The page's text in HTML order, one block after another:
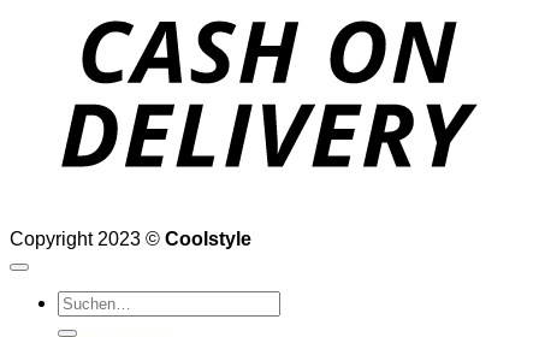
Copyright 2023 © Coolstyle
Suchen
nach: